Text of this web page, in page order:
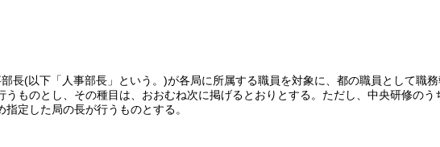
長(以下「人事部長」という。)が各局に所属する職員を対象に、都の職員として職
ものとし、その種目は、おおむね次に掲げるとおりとする。 ただし、中央研修のう
定した局の長が行うものとする。